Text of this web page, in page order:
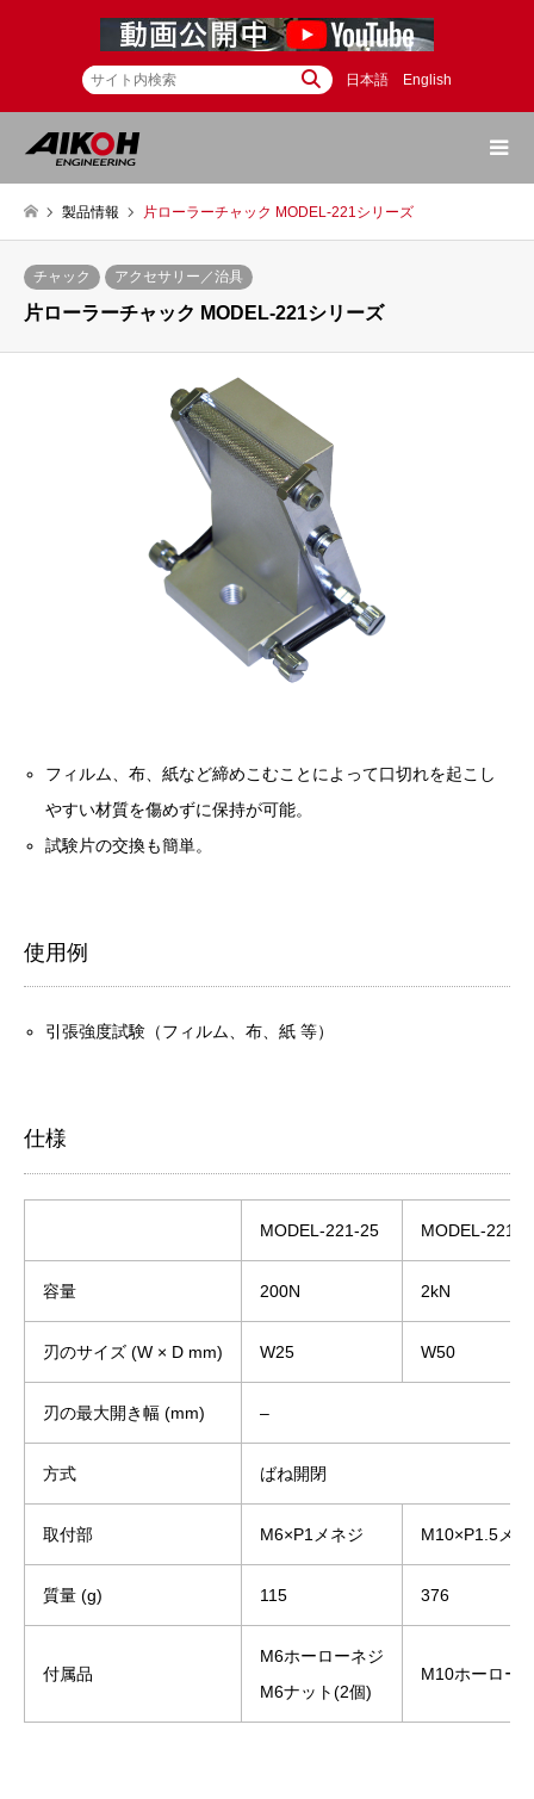
日本語 English
製品情報 片ローラーチャック MODEL-221シリーズ
チャック アクセサリー／治具
片ローラーチャック MODEL-221シリーズ
フィルム、布、紙など締めこむことによって口切れを起こし
やすい材質を傷めずに保持が可能。
試験片の交換も簡単。
使用例
引張強度試験（フィルム、布、紙 等）
仕様
MODEL-221-25 MODEL-221-
容量 200N 2kN
刃のサイズ (W × D mm) W25 W50
刃の最大開き幅 (mm) –
方式 ばね開閉
取付部 M6×P1メネジ M10×P1.5メ
質量 (g) 115 376
付属品
M6ホーローネジ
M6ナット(2個)
M10ホーロー